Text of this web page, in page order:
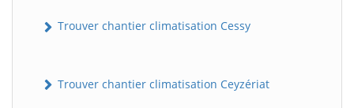
Trouver chantier climatisation Cessy
Trouver chantier climatisation Ceyzériat